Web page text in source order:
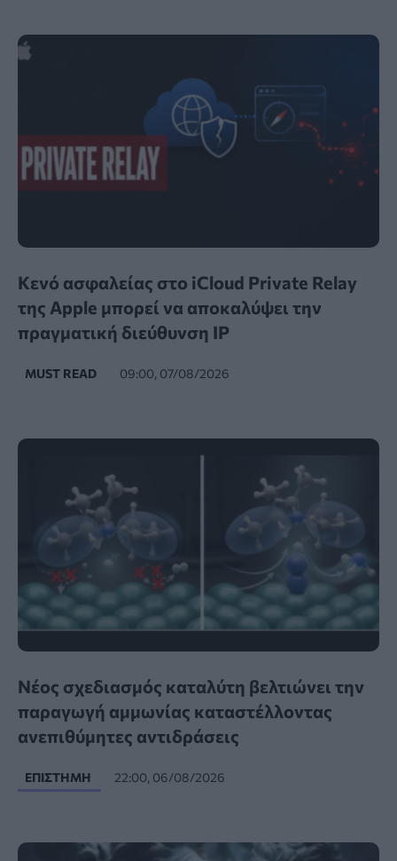
Κενό ασφαλείας στο iCloud Private Relay
της Apple μπορεί να αποκαλύψει την
πραγματική διεύθυνση IP
MUST READ 09:00, 07/08/2026
Νέος σχεδιασμός καταλύτη βελτιώνει την
παραγωγή αμμωνίας καταστέλλοντας
ανεπιθύμητες αντιδράσεις
ΕΠΙΣΤΉΜΗ 22:00, 06/08/2026